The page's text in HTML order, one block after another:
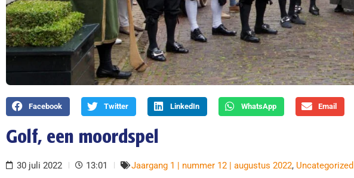
Facebook Twitter LinkedIn WhatsApp Email
Golf, een moordspel
30 juli 2022 13:01 Jaargang 1 | nummer 12 | augustus 2022, Uncategorized